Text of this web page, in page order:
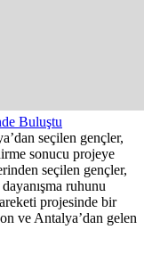
Buluştu
seçilen gençler,
sonucu projeye
seçilen gençler,
ruhunu
projesinde bir
ve Antalya’dan gelen